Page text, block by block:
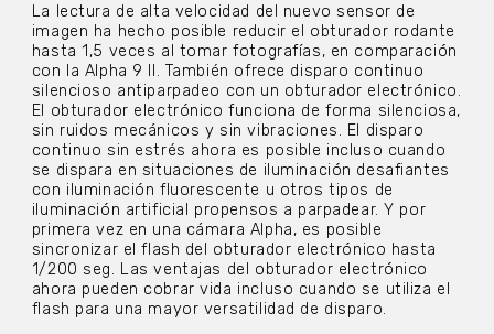
La lectura de alta velocidad del nuevo sensor de
imagen ha hecho posible reducir el obturador rodante
hasta 1,5 veces al tomar fotografías, en comparación
con la Alpha 9 II. También ofrece disparo continuo
silencioso antiparpadeo con un obturador electrónico.
El obturador electrónico funciona de forma silenciosa,
sin ruidos mecánicos y sin vibraciones. El disparo
continuo sin estrés ahora es posible incluso cuando
se dispara en situaciones de iluminación desafiantes
con iluminación fluorescente u otros tipos de
iluminación artificial propensos a parpadear. Y por
primera vez en una cámara Alpha, es posible
sincronizar el flash del obturador electrónico hasta
1/200 seg. Las ventajas del obturador electrónico
ahora pueden cobrar vida incluso cuando se utiliza el
flash para una mayor versatilidad de disparo.